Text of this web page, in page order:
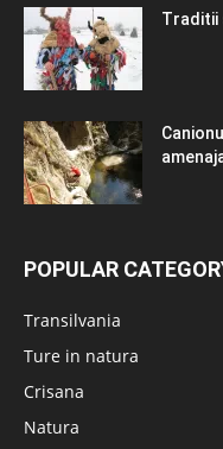
Traditii
POPULAR
Transilvania
Ture in natura
Crisana
Natura